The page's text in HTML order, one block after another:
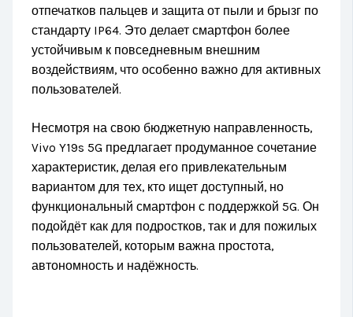
отпечатков пальцев и защита от пыли и брызг по
стандарту IP64. Это делает смартфон более
устойчивым к повседневным внешним
воздействиям, что особенно важно для активных
пользователей.
Несмотря на свою бюджетную направленность,
Vivo Y19s 5G предлагает продуманное сочетание
характеристик, делая его привлекательным
вариантом для тех, кто ищет доступный, но
функциональный смартфон с поддержкой 5G. Он
подойдёт как для подростков, так и для пожилых
пользователей, которым важна простота,
автономность и надёжность.